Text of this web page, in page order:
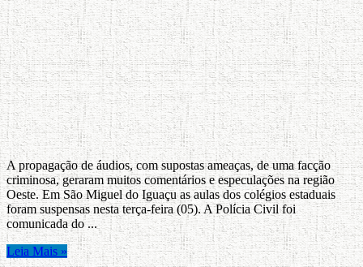
A propagação de áudios, com supostas ameaças, de uma facção
criminosa, geraram muitos comentários e especulações na região
Oeste. Em São Miguel do Iguaçu as aulas dos colégios estaduais
foram suspensas nesta terça-feira (05). A Polícia Civil foi
comunicada do ...
Leia Mais »